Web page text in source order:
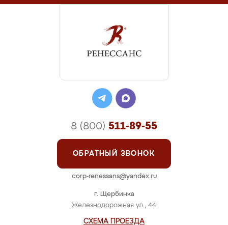
г. Щербинка
Железнодорожная ул., 44
СХЕМА ПРОЕЗДА
8 (800) 511-89-55
ОБРАТНЫЙ ЗВОНОК
corp-renessans@yandex.ru